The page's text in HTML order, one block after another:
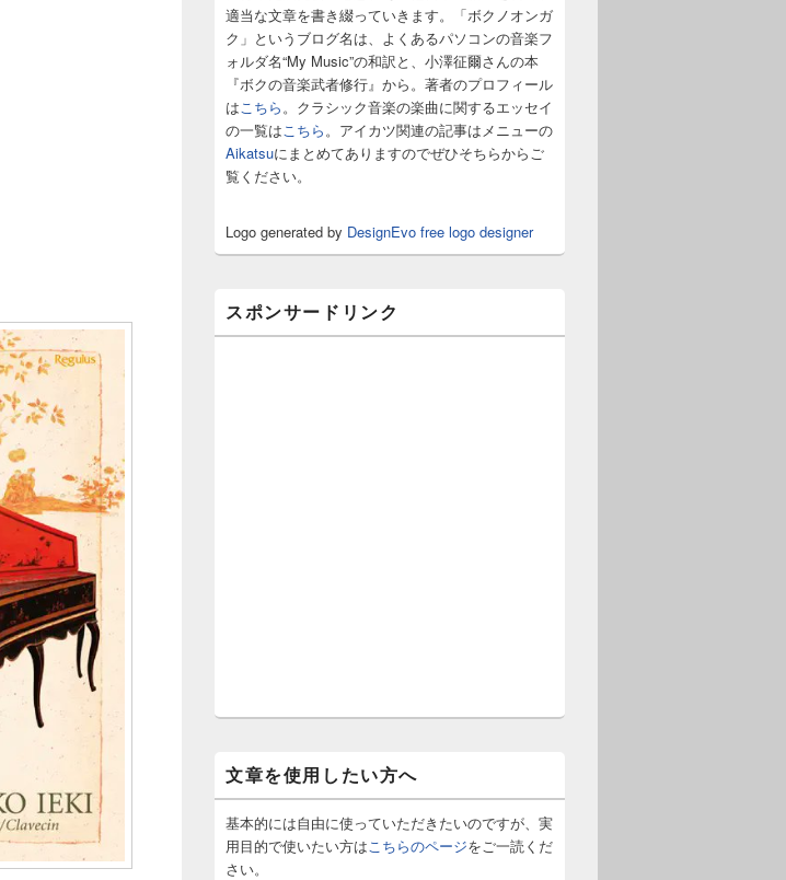
ィ
ジ
エ
リ
ア
適当な文章を書き綴っていきます。「ボクノオンガ
ク」というブログ名は、よくあるパソコンの音楽フ
ォルダ名“My Music”の和訳と、小澤征爾さんの本
『ボクの音楽武者修行』から。著者のプロフィール
は こちら 。クラシック音楽の楽曲に関するエッセイ
の一覧は こちら 。アイカツ関連の記事はメニューの
Aikatsuにまとめてありますのでぜひそちらからご
覧ください。
Logo generated by DesignEvo free logo designer
スポンサードリンク
文章を使用したい方へ
基本的には自由に使っていただきたいのですが、実
用目的で使いたい方は こちらのページをご一読くだ
さい。